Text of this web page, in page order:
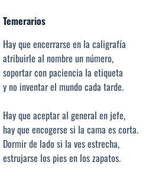
Temerarios
Hay que encerrarse en la caligrafía
atribuirle al nombre un número,
soportar con paciencia la etiqueta
y no inventar el mundo cada tarde.
Hay que aceptar al general en jefe,
hay que encogerse si la cama es corta.
Dormir de lado si la ves estrecha,
estrujarse los pies en los zapatos.